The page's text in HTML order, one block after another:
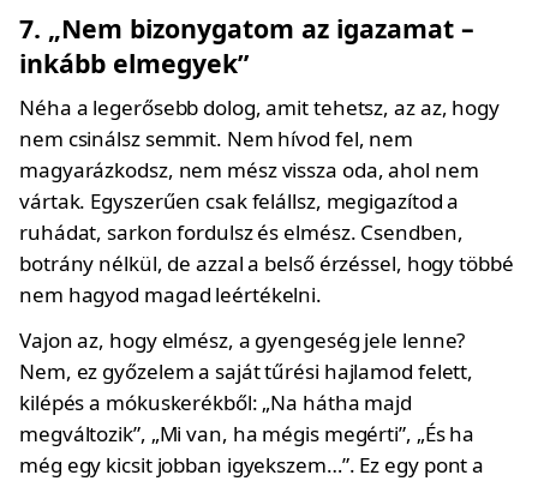
7. „Nem bizonygatom az igazamat –
inkább elmegyek”
Néha a legerősebb dolog, amit tehetsz, az az, hogy
nem csinálsz semmit. Nem hívod fel, nem
magyarázkodsz, nem mész vissza oda, ahol nem
vártak. Egyszerűen csak felállsz, megigazítod a
ruhádat, sarkon fordulsz és elmész. Csendben,
botrány nélkül, de azzal a belső érzéssel, hogy többé
nem hagyod magad leértékelni.
Vajon az, hogy elmész, a gyengeség jele lenne?
Nem, ez győzelem a saját tűrési hajlamod felett,
kilépés a mókuskerékből: „Na hátha majd
megváltozik”, „Mi van, ha mégis megérti”, „És ha
még egy kicsit jobban igyekszem…”. Ez egy pont a